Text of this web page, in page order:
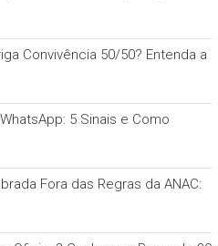
Convivência 50/50? Entenda a
5 Sinais e Como
Fora das Regras da ANAC: